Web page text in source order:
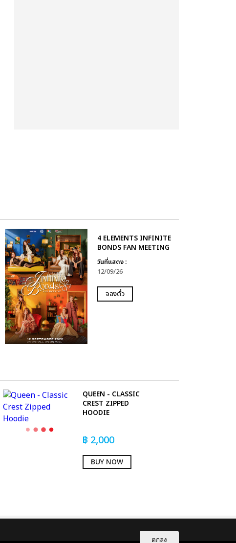
4 ELEMENTS INFINITE
BONDS FAN MEETING
วันที่แสดง :
12/09/26
จองตั๋ว
QUEEN - CLASSIC
CREST ZIPPED
HOODIE
฿ 2,000
BUY NOW
ตกลง